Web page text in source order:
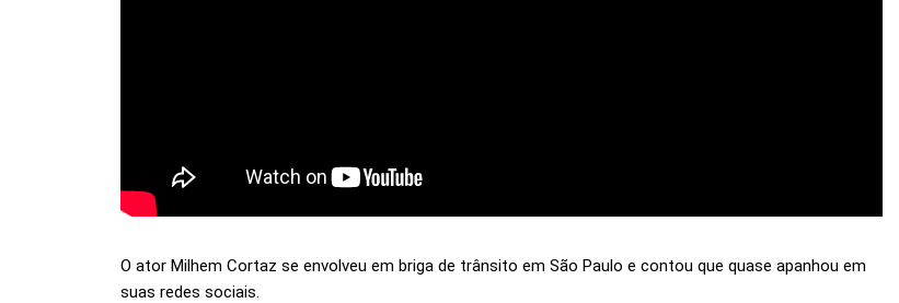
O ator Milhem Cortaz se envolveu em briga de trânsito em São Paulo e contou que quase apanhou em
suas redes sociais.